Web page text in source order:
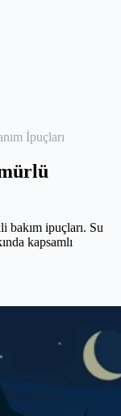
İpuçları
bakım ipuçları. Su
kapsamlı